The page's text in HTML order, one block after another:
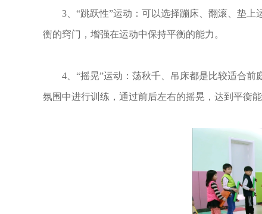
3、“跳跃性”运动：可以选择蹦床、翻滚、垫上
衡的窍门，增强在运动中保持平衡的能力。
4、“摇晃”运动：荡秋千、吊床都是比较适合前
氛围中进行训练，通过前后左右的摇晃，达到平衡能